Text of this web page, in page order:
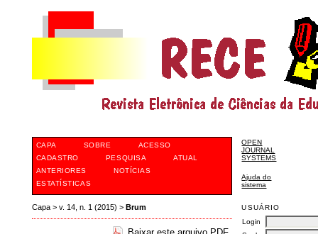
OPEN
JOURNAL
SYSTEMS
Ajuda do
sistema
USUÁRIO
Login
CAPA SOBRE
ACESSO
CADASTRO
PESQUISA
ATUAL
ANTERIORES
NOTÍCIAS
ESTATÍSTICAS
Capa> v. 14, n. 1 (2015) > Brum